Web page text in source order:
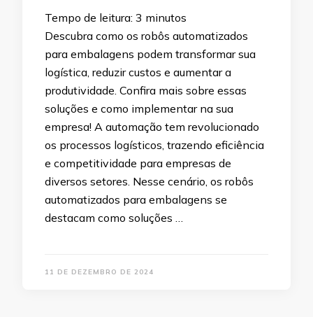
Tempo de leitura: 3 minutos
Descubra como os robôs automatizados
para embalagens podem transformar sua
logística, reduzir custos e aumentar a
produtividade. Confira mais sobre essas
soluções e como implementar na sua
empresa! A automação tem revolucionado
os processos logísticos, trazendo eficiência
e competitividade para empresas de
diversos setores. Nesse cenário, os robôs
automatizados para embalagens se
destacam como soluções …
11 DE DEZEMBRO DE 2024